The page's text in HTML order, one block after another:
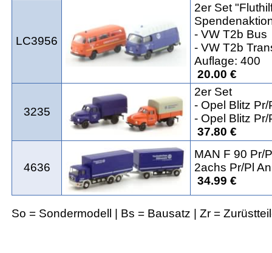
LC3956
2er Set
- VW T2b Bus
- VW T2b
Auflage: 400
20.00 €
3235
2er Set
- Opel Blitz Pr/
- Opel Blitz Pr/
37.80 €
4636
MAN F 90 Pr/
2achs Pr/Pl
34.99 €
So = Sondermodell | Bs = Bausatz | Zr =